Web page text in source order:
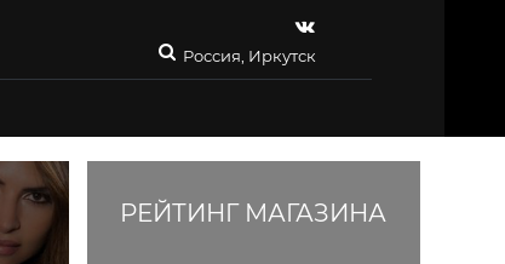
Россия, Иркутск
РЕЙТИНГ МАГАЗИНА